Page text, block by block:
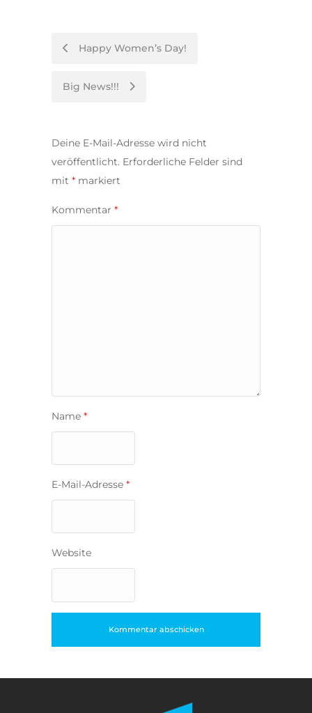
Post
navigation
Happy Women’s Day!
Big News!!!
Deine E-Mail-Adresse wird nicht
veröffentlicht. Erforderliche Felder sind
mit * markiert
Kommentar *
Name *
E-Mail-Adresse *
Website